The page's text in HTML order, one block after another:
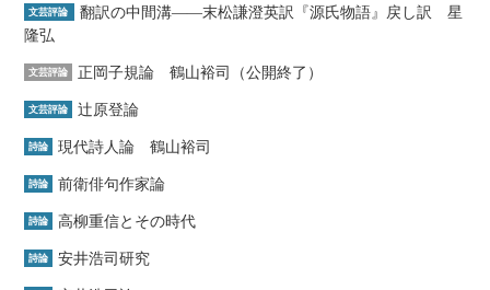
文芸評論
翻訳の中間溝――末松謙澄英訳『源氏物語』戻し訳 星
隆弘
文芸評論 正岡子規論 鶴山裕司（公開終了）
文芸評論 辻原登論
詩論 現代詩人論 鶴山裕司
詩論 前衛俳句作家論
詩論 高柳重信とその時代
詩論 安井浩司研究